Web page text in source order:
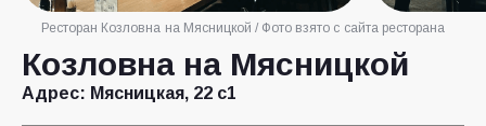
Ресторан Козловна на Мясницкой / Фото взято с сайта ресторана
Козловна на Мясницкой
Адрес: Мясницкая, 22 с1